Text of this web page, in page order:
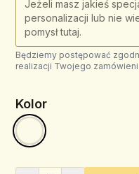
Będziemy postępować
realizacji Twojego
Kolor